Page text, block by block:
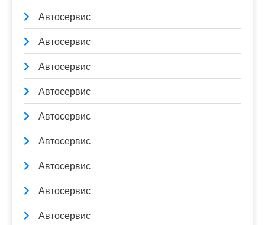
Автосервис
Автосервис
Автосервис
Автосервис
Автосервис
Автосервис
Автосервис
Автосервис
Автосервис